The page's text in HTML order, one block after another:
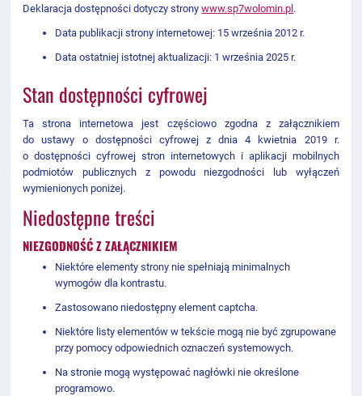
Deklaracja dostępności dotyczy stronywww.sp7wolomin.pl .
Data publikacji strony internetowej: 15 września 2012 r.
Data ostatniej istotnej aktualizacji: 1 września 2025 r.
Stan dostępności cyfrowej
Ta strona internetowa jest częściowo zgodna z załącznikiem
do ustawy o dostępności cyfrowej z dnia 4 kwietnia 2019 r.
o dostępności cyfrowej stron internetowych i aplikacji mobilnych
podmiotów publicznych z powodu niezgodności lub wyłączeń
wymienionych poniżej.
Niedostępne treści
NIEZGODNOŚĆ Z ZAŁĄCZNIKIEM
Niektóre elementy strony nie spełniają minimalnych
wymogów dla kontrastu.
Zastosowano niedostępny element captcha.
Niektóre listy elementów w tekście mogą nie być zgrupowane
przy pomocy odpowiednich oznaczeń systemowych.
Na stronie mogą występować nagłówki nie określone
programowo.